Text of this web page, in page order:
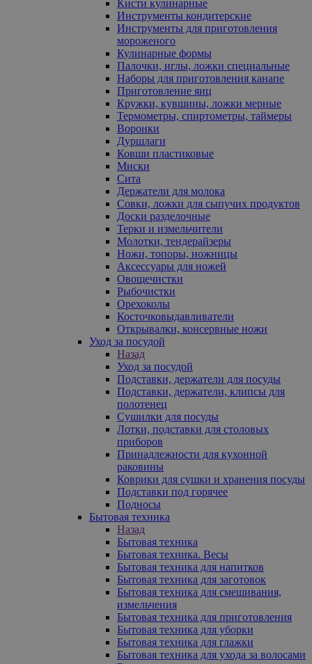
Кисти кулинарные
Инструменты кондитерские
Инструменты для приготовления
мороженого
Кулинарные формы
Палочки, иглы, ложки специальные
Наборы для приготовления канапе
Приготовление яиц
Кружки, кувшины, ложки мерные
Термометры, спиртометры, таймеры
Воронки
Дуршлаги
Ковши пластиковые
Миски
Сита
Держатели для молока
Совки, ложки для сыпучих продуктов
Доски разделочные
Терки и измельчители
Молотки, тендерайзеры
Ножи, топоры, ножницы
Аксессуары для ножей
Овощечистки
Рыбочистки
Орехоколы
Косточковыдавливатели
Открывалки, консервные ножи
Уход за посудой
Назад
Уход за посудой
Подставки, держатели для посуды
Подставки, держатели, клипсы для
полотенец
Сушилки для посуды
Лотки, подставки для столовых
приборов
Принадлежности для кухонной
раковины
Коврики для сушки и хранения посуды
Подставки под горячее
Подносы
Бытовая техника
Назад
Бытовая техника
Бытовая техника. Весы
Бытовая техника для напитков
Бытовая техника для заготовок
Бытовая техника для смешивания,
измельчения
Бытовая техника для приготовления
Бытовая техника для уборки
Бытовая техника для глажки
Бытовая техника для ухода за волосами